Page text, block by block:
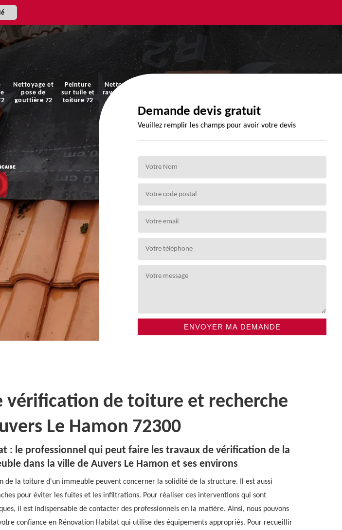
Nettoyage et
pose de
gouttière 72
Peinture
sur tuile et
toiture 72
Nettoyage et
ravalement de
Demande devis gratuit
Veuillez remplir les champs pour avoir votre devis
vérification de toiture et recherche
Le Hamon 72300
: le professionnel qui peut faire les travaux de vérification de la
dans la ville de Auvers Le Hamon et ses environs
de la toiture d'un immeuble peuvent concerner la solidité de la structure. Il est aussi
pour éviter les fuites et les infiltrations. Pour réaliser ces interventions qui sont
il est indispensable de contacter des professionnels en la matière. Ainsi, nous pouvons
confiance en Rénovation Habitat qui utilise des équipements appropriés. Pour recueillir